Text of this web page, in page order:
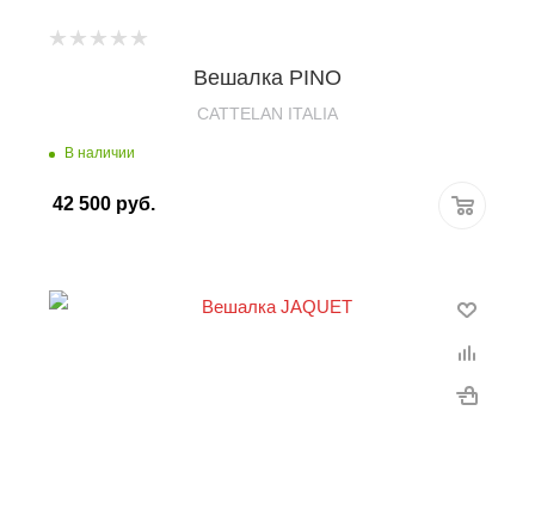
Вешалка PINO
CATTELAN ITALIA
В наличии
42 500 руб.